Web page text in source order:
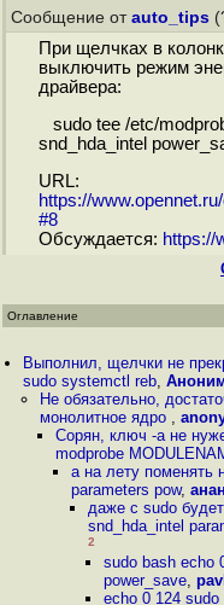
Сообщение от auto_tips
При щелчках в
выключить режим
драйвера:
sudo tee /etc/
snd_hda_intel
URL:
https://
#8
Обсуждается: https://
Оглавление
Выполнил, щелчки не
sudo systemctl reb,
Не обязательно,
монолитное ядро ,
Сорян, ключ -a не
modprobe
а на лету поменять
parameters pow,
даже с sudo
snd_hda_intel
2
sudo bash echo
power_save,
echo 0 124